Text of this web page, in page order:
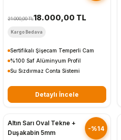
21.000,00 TL18.000,00 TL
Kargo Bedava
Sertifikalı Şişecam Temperli Cam
%100 Saf Alüminyum Profil
Su Sızdırmaz Conta Sistemi
Detaylı İncele
-%14
Altın Sarı Oval Tekne +
Duşakabin 5mm